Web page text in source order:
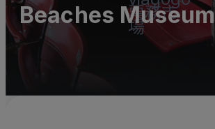
票務市
場
Beaches Museum
Chapel